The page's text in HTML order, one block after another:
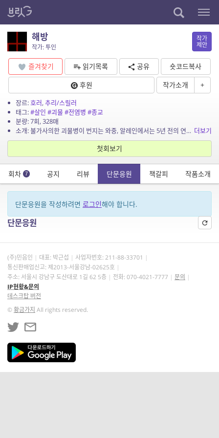
해방
작가: 투인
작가
제안
즐겨찾기 읽기목록 공유
숏코드복사
후원
작가소개 +
장르:호러,추리/스릴러
태그:#살인 #괴물#전염병 #종교
분량: 7회, 328매
소개: 불가사의한 괴물병이 번지는 와중, 알레인에서는 5년 전의 연쇄 살인이 재발한다. 더보기
첫회보기
회차 7 공지 리뷰 단문응원 책갈피 작품소개
단문응원을 작성하려면 로그인해야 합니다.
단문응원
(주)민음인 대표: 박근섭 사업자번호: 211-88-33701
통신판매업신고: 제2013-서울강남-02625호
주소: 서울시 강남구 도산대로 1길 62 5층
전화: 070-4021-7777
문의
IP현황&문의
데스크탑 버전
©황금가지 All rights reserved.